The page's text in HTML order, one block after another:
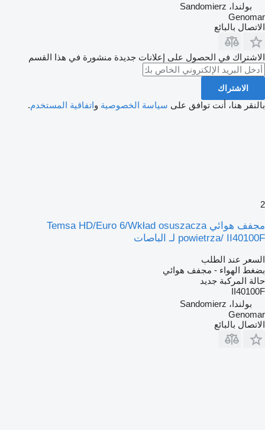
بولندا، Sandomierz
Genomar
الاتصال بالبائع
الاشتراك في الحصول على إعلانات جديدة منشورة في هذا القسم
الاشتراك
بالنقر هنا، أنت توافق على سياسة الخصوصية واتفاقية المستخدم.
2
مجفف هوائي Temsa HD/Euro 6/Wkład osuszacza
powietrza/ II40100F لـ الباصات
السعر عند الطلب
بضغط الهواء - مجفف هوائي
حالة المركبة جديد
II40100F
بولندا، Sandomierz
Genomar
الاتصال بالبائع